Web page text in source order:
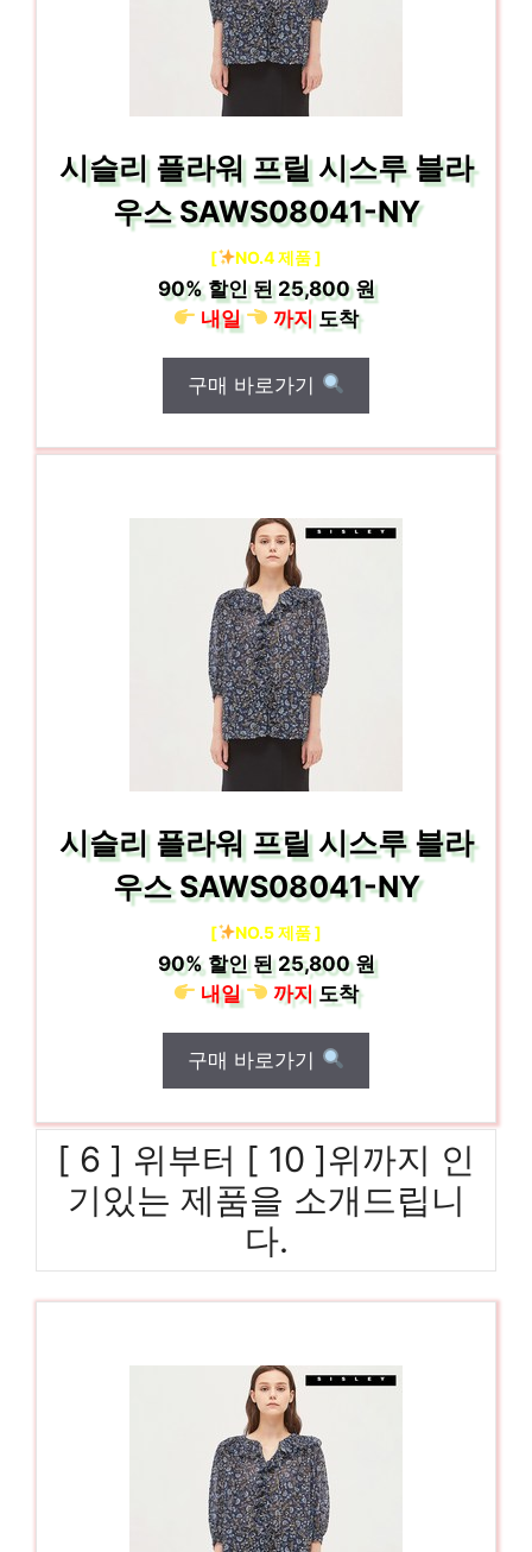
시슬리 플라워 프릴 시스루 블라
우스 SAWS08041-NY
[ NO.4 제품 ]
90%할인 된25,800 원
내일
까지도착
구매 바로가기
시슬리 플라워 프릴 시스루 블라
우스 SAWS08041-NY
[ NO.5 제품 ]
90%할인 된25,800 원
내일
까지도착
구매 바로가기
[ 6 ] 위부터 [ 10 ]위까지 인
기있는 제품을 소개드립니
다.